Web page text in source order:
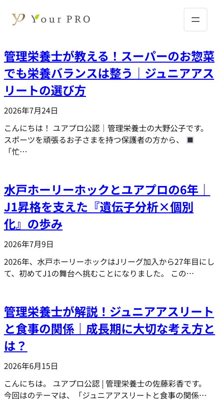
キ
ッ
プ
管理栄養士が教える！スーパーのお惣菜
でも栄養バランスは整う｜ジュニアアス
リートの選び方
2026年7月24日
こんにちは！ ユアプロ公認｜管理栄養士の大野公子です。
スポーツを頑張るお子さまを持つ保護者の方から、
「忙…
水戸ホーリーホックとユアプロの6年｜
J1昇格を支えた『遺伝子分析×個別
化』の歩み
2026年7月9日
2026年、水戸ホーリーホックはJリーグ加入から27年目にし
て、初めてJ1の舞台へ挑むことになりました。 この…
管理栄養士が解説！ジュニアアスリート
と食事の関係｜成長期に大切な考え方と
は？
2026年6月15日
こんにちは。 ユアプロ公認 | 管理栄養士の佐藤彩香です。
今回はのテーマは、「ジュニアアスリートと食事の関係…